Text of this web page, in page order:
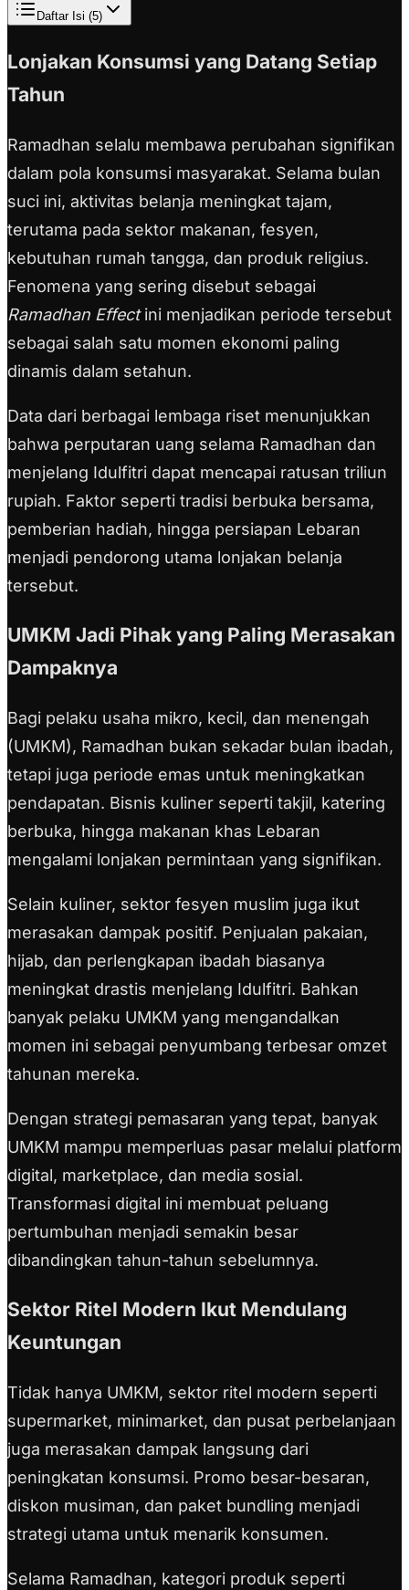
Daftar Isi (5)
Lonjakan Konsumsi yang Datang Setiap
Tahun
Ramadhan selalu membawa perubahan signifikan
dalam pola konsumsi masyarakat. Selama bulan
suci ini, aktivitas belanja meningkat tajam,
terutama pada sektor makanan, fesyen,
kebutuhan rumah tangga, dan produk religius.
Fenomena yang sering disebut sebagai
Ramadhan Effectini menjadikan periode tersebut
sebagai salah satu momen ekonomi paling
dinamis dalam setahun.
Data dari berbagai lembaga riset menunjukkan
bahwa perputaran uang selama Ramadhan dan
menjelang Idulfitri dapat mencapai ratusan triliun
rupiah. Faktor seperti tradisi berbuka bersama,
pemberian hadiah, hingga persiapan Lebaran
menjadi pendorong utama lonjakan belanja
tersebut.
UMKM Jadi Pihak yang Paling Merasakan
Dampaknya
Bagi pelaku usaha mikro, kecil, dan menengah
(UMKM), Ramadhan bukan sekadar bulan ibadah,
tetapi juga periode emas untuk meningkatkan
pendapatan. Bisnis kuliner seperti takjil, katering
berbuka, hingga makanan khas Lebaran
mengalami lonjakan permintaan yang signifikan.
Selain kuliner, sektor fesyen muslim juga ikut
merasakan dampak positif. Penjualan pakaian,
hijab, dan perlengkapan ibadah biasanya
meningkat drastis menjelang Idulfitri. Bahkan
banyak pelaku UMKM yang mengandalkan
momen ini sebagai penyumbang terbesar omzet
tahunan mereka.
Dengan strategi pemasaran yang tepat, banyak
UMKM mampu memperluas pasar melalui platform
digital, marketplace, dan media sosial.
Transformasi digital ini membuat peluang
pertumbuhan menjadi semakin besar
dibandingkan tahun-tahun sebelumnya.
Sektor Ritel Modern Ikut Mendulang
Keuntungan
Tidak hanya UMKM, sektor ritel modern seperti
supermarket, minimarket, dan pusat perbelanjaan
juga merasakan dampak langsung dari
peningkatan konsumsi. Promo besar-besaran,
diskon musiman, dan paket bundling menjadi
strategi utama untuk menarik konsumen.
Selama Ramadhan, kategori produk seperti